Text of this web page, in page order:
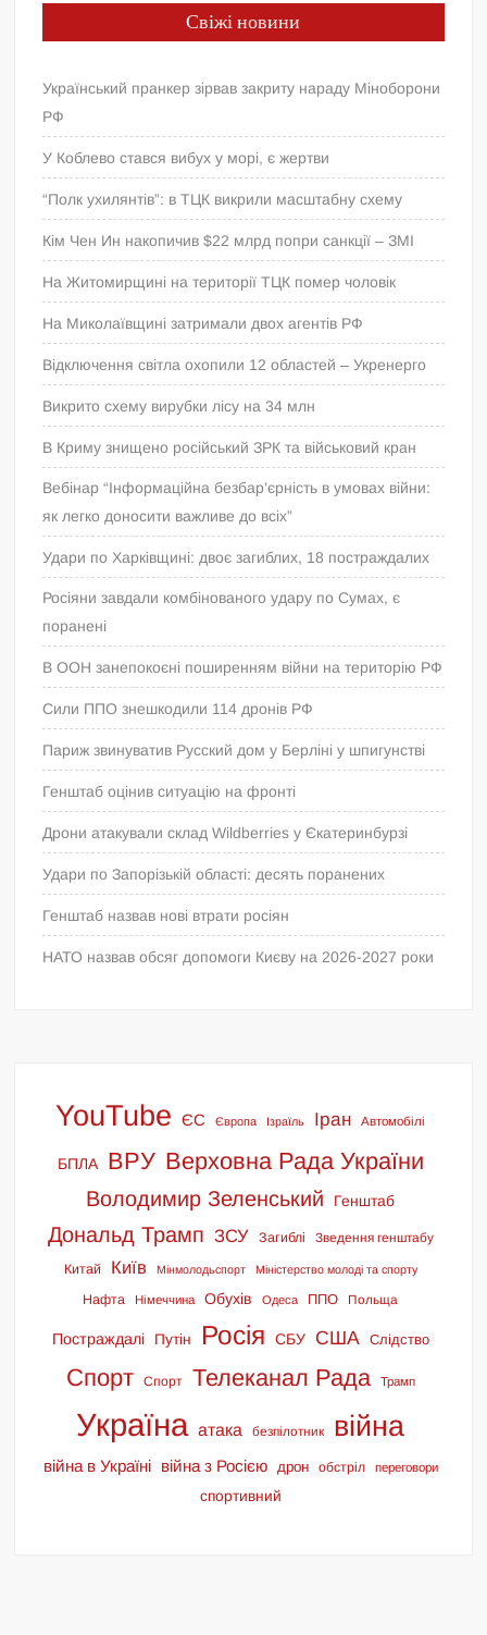
Свіжі новини
Український пранкер зірвав закриту нараду Міноборони
РФ
У Коблево стався вибух у морі, є жертви
“Полк ухилянтів”: в ТЦК викрили масштабну схему
Кім Чен Ин накопичив $22 млрд попри санкції – ЗМІ
На Житомирщині на території ТЦК помер чоловік
На Миколаївщині затримали двох агентів РФ
Відключення світла охопили 12 областей – Укренерго
Викрито схему вирубки лісу на 34 млн
В Криму знищено російський ЗРК та військовий кран
Вебінар “Інформаційна безбар’єрність в умовах війни:
як легко доносити важливе до всіх”
Удари по Харківщині: двоє загиблих, 18 постраждалих
Росіяни завдали комбінованого удару по Сумах, є
поранені
В ООН занепокоєні поширенням війни на територію РФ
Сили ППО знешкодили 114 дронів РФ
Париж звинуватив Русский дом у Берліні у шпигунстві
Генштаб оцінив ситуацію на фронті
Дрони атакували склад Wildberries у Єкатеринбурзі
Удари по Запорізькій області: десять поранених
Генштаб назвав нові втрати росіян
НАТО назвав обсяг допомоги Києву на 2026-2027 роки
YouTube ЄС Європа Ізраїль Іран Автомобілі
БПЛА ВРУ Верховна Рада України
Володимир Зеленський Генштаб
Дональд Трамп ЗСУ Загиблі Зведення генштабу
Китай Київ Мінмолодьспорт Міністерство молоді та спорту
Нафта Німеччина Обухів Одеса ППО Польща
Постраждалі Путін Росія СБУ США Слідство
Спорт Спорт Телеканал Рада Трамп
Україна атака безпілотник війна
війна в Україні війна з Росією дрон обстріл переговори
спортивний